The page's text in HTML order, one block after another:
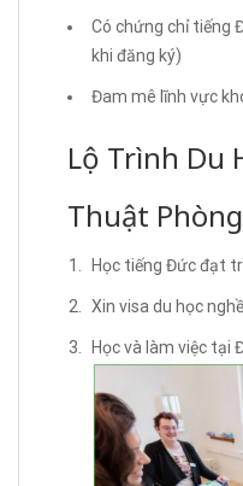
Có chứng chỉ tiếng
khi đăng ký)
Đam mê lĩnh vực
Lộ Trình Du
Thuật
Học tiếng Đức đạt
Xin visa du học
Học và làm việc tại